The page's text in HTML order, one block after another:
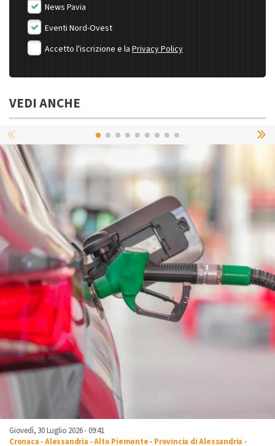
News Pavia
Eventi Nord-Ovest
Accetto l'iscrizione e la Privacy Policy
VEDI ANCHE
Giovedì, 30 Luglio 2026 - 09:41
Cronaca-Alessandria -Alto Piemonte- Provincia di Alessandria -